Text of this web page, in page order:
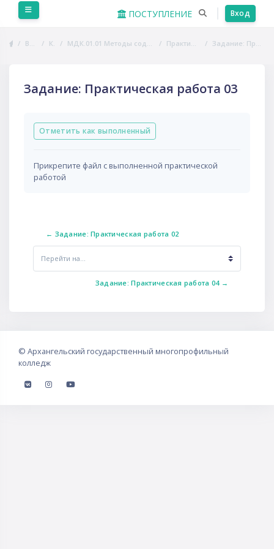
Перейти к основному содержанию
ПОСТУПЛЕНИЕ Вход
В начало Курсы МДК.01.01 Методы содержания собак и ухода за ними Практические занятия Задание: Практическая работа 03
Задание: Практическая работа 03
Отметить как выполненный
Прикрепите файл с выполненной практической
работой
← Задание: Практическая работа 02
Перейти на...
Задание: Практическая работа 04 →
© Архангельский государственный многопрофильный
колледж